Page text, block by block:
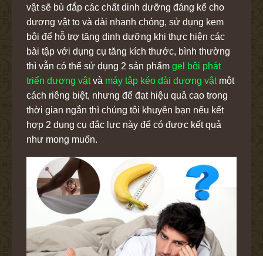
vật sẽ bù đắp các chất dinh dưỡng đáng kể cho
dương vật to và dài nhanh chóng, sử dụng kem
bôi để hỗ trợ tăng dinh dưỡng khi thực hiện các
bài tập với dụng cụ tăng kích thước, bình thường
thì vẫn có thể sử dụng 2 sản phẩm gel bôi phát
triển dương vậtvà máy tập kéo dài dương vậtmột
cách riêng biệt, nhưng để đạt hiệu quả cao trong
thời gian ngắn thì chúng tôi khuyên bạn nếu kết
hợp 2 dụng cụ đắc lực này để có được kết quả
như mong muốn.